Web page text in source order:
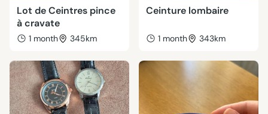
Lot de Ceintres pince
à cravate
1 month 345km
Ceinture lombaire
1 month 343km